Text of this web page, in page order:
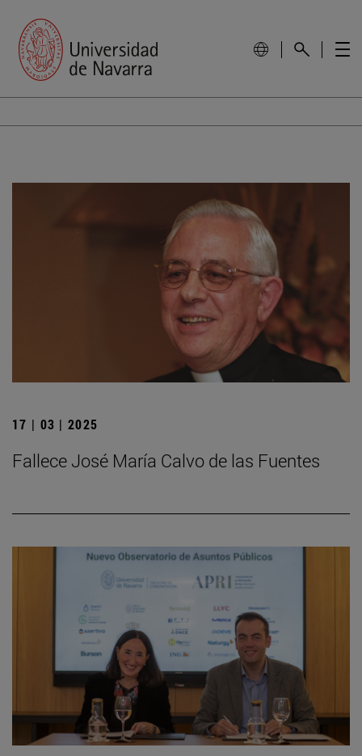
17 | 03 | 2025
Fallece José María Calvo de las Fuentes